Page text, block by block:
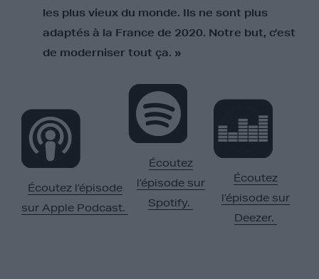
les plus vieux du monde. Ils ne sont plus
adaptés à la France de 2020. Notre but, c’est
de moderniser tout ça. »
Écoutez l’épisode
sur Apple Podcast.
Écoutez
l’épisode sur
Spotify.
Écoutez
l’épisode sur
Deezer.